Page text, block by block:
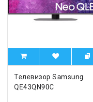
Телевизор Samsung
QE43QN90C